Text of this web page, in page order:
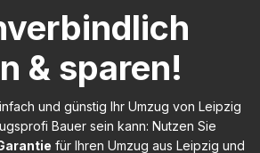
& sparen!
und günstig Ihr Umzug von Leipzig
Bauer sein kann: Nutzen Sie
für Ihren Umzug aus Leipzig und